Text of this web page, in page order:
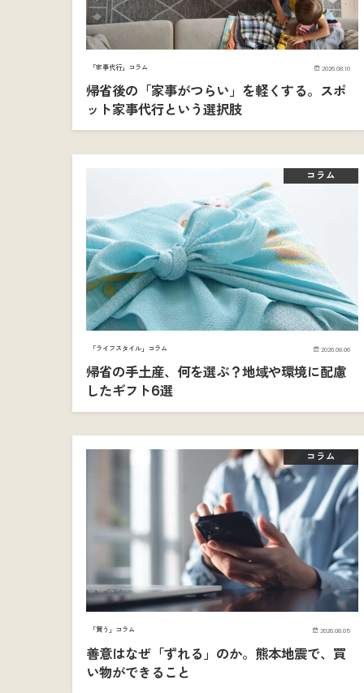
「家事代行」コラム 2026.08.10
帰省後の「家事がつらい」を軽くする。スポ
ット家事代行という選択肢
コラム
「ライフスタイル」コラム 2026.08.06
帰省の手土産、何を選ぶ？地域や環境に配慮
したギフト6選
コラム
「買う」コラム 2026.08.05
善意はなぜ「ずれる」のか。熊本地震で、買
い物ができること